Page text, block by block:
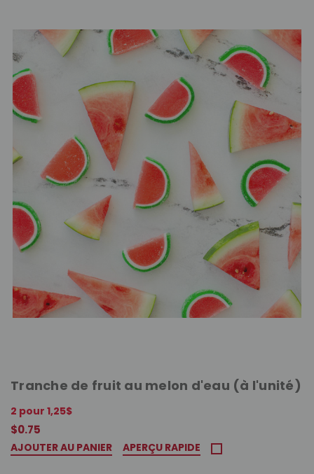
Tranche de fruit au melon d'eau (à l'unité)
2 pour 1,25$
$0.75
AJOUTER AU PANIER APERÇU RAPIDE